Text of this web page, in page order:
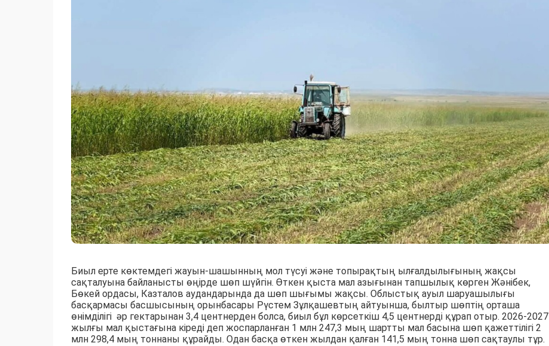
Биыл ерте көктемдегі жауын-шашынның мол түсуі және топырақтың ылғалдылығының жақсы
сақталуына байланысты өңірде шөп шүйгін. Өткен қыста мал азығынан тапшылық көрген Жәнібек,
Бөкей ордасы, Казталов аудандарында да шөп шығымы жақсы. Облыстық ауыл шаруашылығы
басқармасы басшысының орынбасары Рүстем Зұлқашевтың айтуынша, былтыр шөптің орташа
өнімділігі әр гектарынан 3,4 центнерден болса, биыл бұл көрсеткіш 4,5 центнерді құрап отыр. 2026-2027
жылғы мал қыстағына кіреді деп жоспарланған 1 млн 247,3 мың шартты мал басына шөп қажеттілігі 2
млн 298,4 мың тоннаны құрайды. Одан басқа өткен жылдан қалған 141,5 мың тонна шөп сақтаулы тұр.